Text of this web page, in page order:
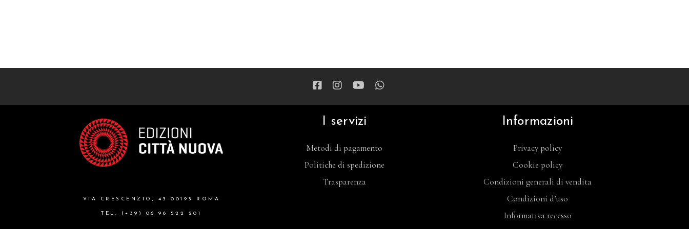
VIA CRESCENZIO, 43 00193 ROMA
TEL. (+39) 06 96 522 201
I servizi
Metodi di pagamento
Politiche di spedizione
Trasparenza
Informazioni
Privacy policy
Cookie policy
Condizioni generali di vendita
Condizioni d’uso
Informativa recesso